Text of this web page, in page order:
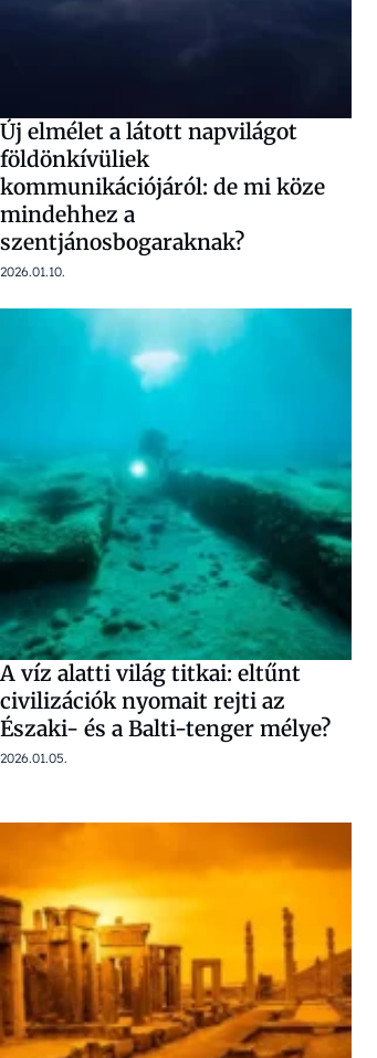
Új elmélet a látott napvilágot
földönkívüliek
kommunikációjáról: de mi köze
mindehhez a
szentjánosbogaraknak?
2026.01.10.
A víz alatti világ titkai: eltűnt
civilizációk nyomait rejti az
Északi- és a Balti-tenger mélye?
2026.01.05.